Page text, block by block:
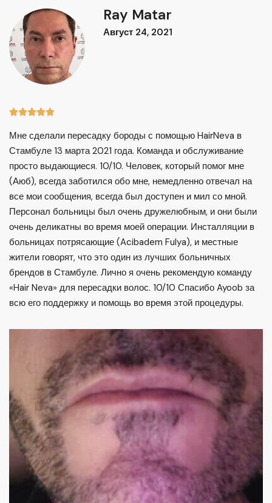
Ray Matar
Август 24, 2021

Мне сделали пересадку бороды с помощью HairNeva в
Стамбуле 13 марта 2021 года. Команда и обслуживание
просто выдающиеся. 10/10. Человек, который помог мне
(Аюб), всегда заботился обо мне, немедленно отвечал на
все мои сообщения, всегда был доступен и мил со мной.
Персонал больницы был очень дружелюбным, и они были
очень деликатны во время моей операции. Инсталляции в
больницах потрясающие (Acibadem Fulya), и местные
жители говорят, что это один из лучших больничных
брендов в Стамбуле. Лично я очень рекомендую команду
«Hair Neva» для пересадки волос. 10/10 Спасибо Ayoob за
всю его поддержку и помощь во время этой процедуры.